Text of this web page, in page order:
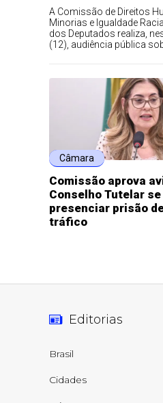
A Comissão de Direitos
Minorias e Igualdade
dos Deputados realiza,
(12), audiência pública
Câmara
Comissão aprova
Conselho Tutelar
presenciar prisão
tráfico
Editorias
Brasil
Cidades